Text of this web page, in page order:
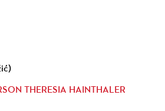
THERESIA HAINTHALER